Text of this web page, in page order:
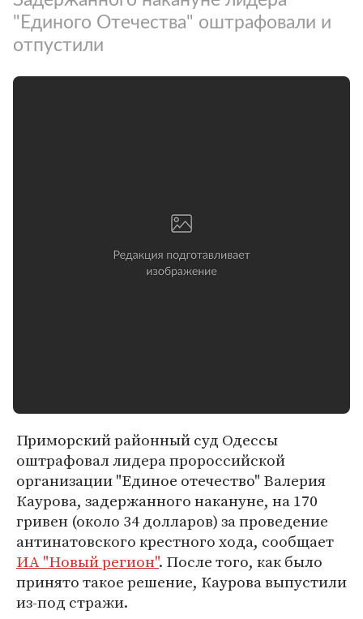
"Единого Отечества" оштрафовали и
отпустили
Приморский районный суд Одессы
оштрафовал лидера пророссийской
организации "Единое отечество" Валерия
Каурова, задержанного накануне, на 170
гривен (около 34 долларов) за проведение
антинатовского крестного хода, сообщает
ИА "Новый регион". После того, как было
принято такое решение, Каурова выпустили
из-под стражи.